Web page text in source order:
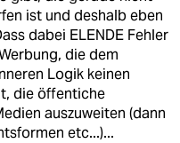
ist und deshalb eben
dabei ELENDE Fehler
die dem
Logik keinen
die öffentiche
auszuweiten (dann
etc...)...